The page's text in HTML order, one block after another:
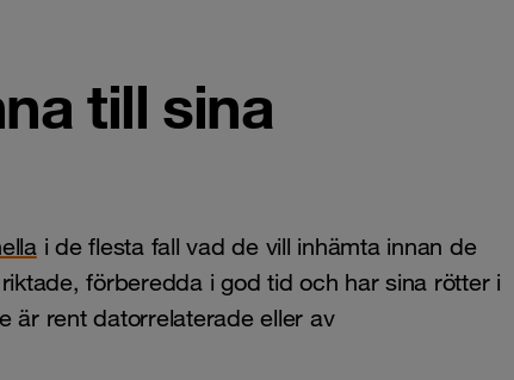
till sina
i de flesta fall vad de vill inhämta innan de
förberedda i god tid och har sina rötter i
är rent datorrelaterade eller av